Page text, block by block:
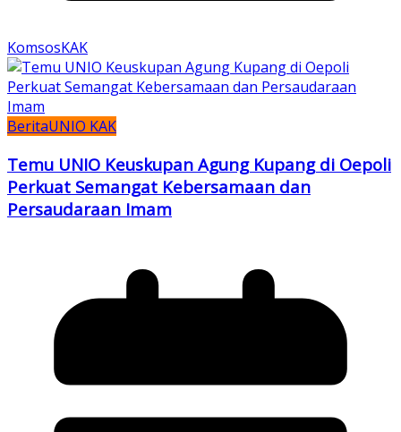
KomsosKAK
BeritaUNIO KAK
Temu UNIO Keuskupan Agung Kupang di Oepoli
Perkuat Semangat Kebersamaan dan
Persaudaraan Imam